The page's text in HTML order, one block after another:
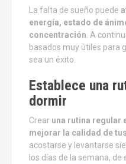
La falta de sueño puede
energía, estado de
concentración. A
basados muy útiles para
sea un éxito.
Establece una
dormir
Crear una rutina regular
mejorar la calidad de
acostarse y levantarse
los días de la semana,